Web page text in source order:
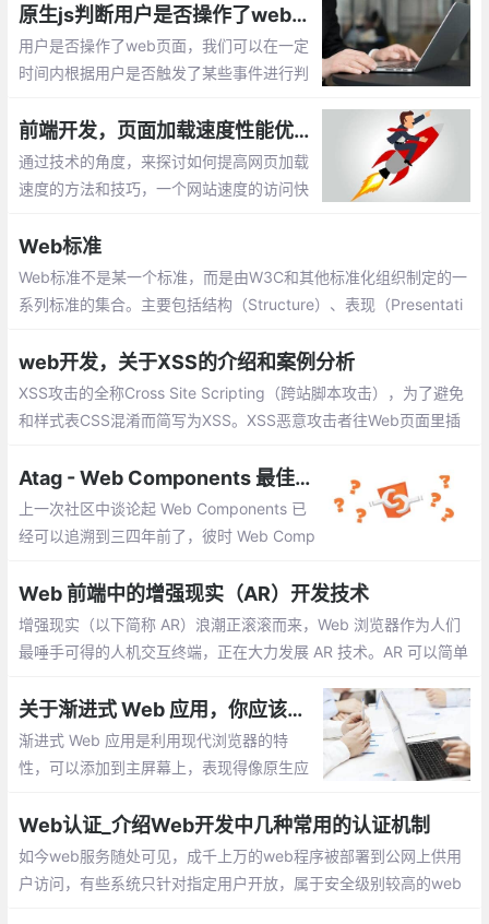
那么何不将其固定在视窗（即position: fixed），这样它就无法滚动
了，当蒙层关闭时再释放。
原生js判断用户是否操作了web页面
用户是否操作了web页面，我们可以在一定
时间内根据用户是否触发了某些事件进行判
动了鼠标等
前端开发，页面加载速度性能优化，如何提高web页面加载速度
通过技术的角度，来探讨如何提高网页加载
速度的方法和技巧，一个网站速度的访问快
说是应该解决的。
Web标准
Web标准不是某一个标准，而是由W3C和其他标准化组织制定的一
系列标准的集合。主要包括结构（Structure）、表现（Presentati
web开发，关于XSS的介绍和案例分析
XSS攻击的全称Cross Site Scripting（跨站脚本攻击），为了避免
和样式表CSS混淆而简写为XSS。XSS恶意攻击者往Web页面里插
ipt代码会被执行，从而达到恶意攻击用户的目的。
Atag - Web Components 最佳实践
上一次社区中谈论起 Web Components 已
经可以追溯到三四年前了，彼时 Web Comp
的出世使大家似乎看到了新一代的前端技
术，但直到今天，在今年五月 Google I/O
发布 Polymer 3 之后
Web 前端中的增强现实（AR）开发技术
增强现实（以下简称 AR）浪潮正滚滚而来，Web 浏览器作为人们
最唾手可得的人机交互终端，正在大力发展 AR 技术。AR 可以简单
关于渐进式 Web 应用，你应该知道的一切
渐进式 Web 应用是利用现代浏览器的特
性，可以添加到主屏幕上，表现得像原生应
Web认证_介绍Web开发中几种常用的认证机制
如今web服务随处可见，成千上万的web程序被部署到公网上供用
户访问，有些系统只针对指定用户开放，属于安全级别较高的web